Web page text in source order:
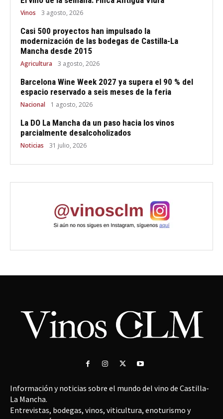
Vinos 3 agosto, 2026
Casi 500 proyectos han impulsado la
modernización de las bodegas de Castilla-La
Mancha desde 2015
Agricultura 3 agosto, 2026
Barcelona Wine Week 2027 ya supera el 90 % del
espacio reservado a seis meses de la feria
Nacional 1 agosto, 2026
La DO La Mancha da un paso hacia los vinos
parcialmente desalcoholizados
Noticias 31 julio, 2026
Información y noticias sobre el mundo del vino de Castilla-
La Mancha.
Entrevistas, bodegas, vinos, viticultura, enoturismo y